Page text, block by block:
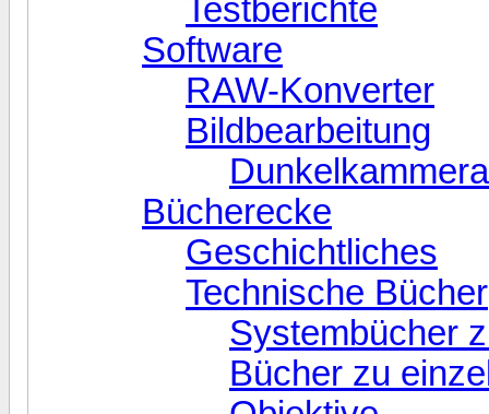
Testberichte
Software
RAW-Konverter
Bildbearbeitung
Bücherecke
Geschichtliches
Technische Bücher
Systembücher
Bücher zu